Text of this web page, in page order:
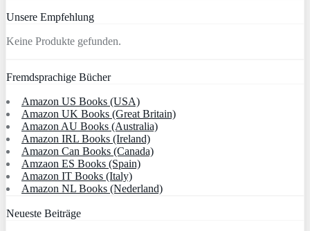
Unsere Empfehlung
Keine Produkte gefunden.
Fremdsprachige Bücher
Amazon US Books (USA)
Amazon UK Books (Great Britain)
Amazon AU Books (Australia)
Amazon IRL Books (Ireland)
Amazon Can Books (Canada)
Amzaon ES Books (Spain)
Amazon IT Books (Italy)
Amazon NL Books (Nederland)
Neueste Beiträge